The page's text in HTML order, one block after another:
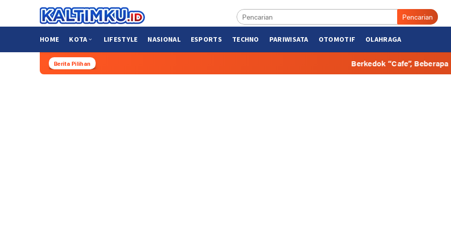
konten
Pencarian
HOME KOTA LIFESTYLE NASIONAL ESPORTS TECHNO PARIWISATA OTOMOTIF OLAHRAGA
Berita Pilihan Berkedok “Cafe”, Beberapa Hunian di Bulungan